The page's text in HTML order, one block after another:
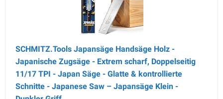
SCHMITZ.Tools Japansäge Handsäge Holz -
Japanische Zugsäge - Extrem scharf, Doppelseitig
11/17 TPI - Japan Säge - Glatte & kontrollierte
Schnitte - Japanese Saw – Japansäge Klein -